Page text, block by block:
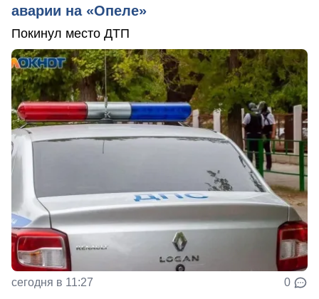
аварии на «Опеле»
Покинул место ДТП
сегодня в 11:27 0